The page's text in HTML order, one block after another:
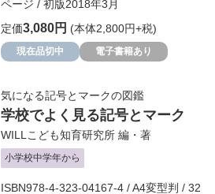
ページ / 初版2018年3月
定価3,080円 (本体2,800円+税)
現在品切中 電子書籍あり
気になる記号とマークの図鑑
学校でよく見る記号とマーク
WILLこども知育研究所 編・著
小学校中学年から
ISBN978-4-323-04167-4 / A4変型判 / 32